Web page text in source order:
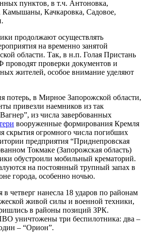
пунктов, в т.ч. Антоновка,
Камышаны, Качкаровка, Садовое,
продолжают осуществлять
на временно занятой
области. Так, в н.п. Голая Пристань
проверки документов и
жителей, особое внимание уделяют
потерь, в Мирное Запорожской области,
привезли наемников из так
из числа завербованных
вооруженные формирования Кремля
скрытия огромного числа погибших
предприятия “Приднепровская
Токмаке (Запорожская область)
обустроили мобильный крематорий.
на постоянный трупный запах в
города, особенно ночью.
в четверг нанесла 18 ударов по районам
живой силы и военной техники,
в районы позиций ЗРК.
уничтожены три беспилотника: два –
– “Орион”.